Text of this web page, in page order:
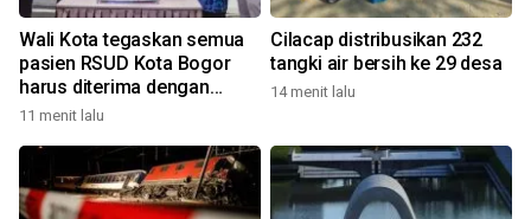
Wali Kota tegaskan semua
pasien RSUD Kota Bogor
harus diterima dengan
profesional
11 menit lalu
Cilacap distribusikan 232
tangki air bersih ke 29 desa
14 menit lalu